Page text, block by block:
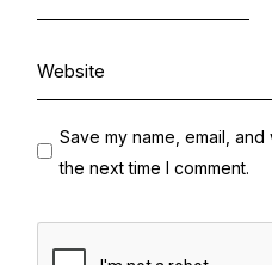
Save my name, email,
the next time I comment.